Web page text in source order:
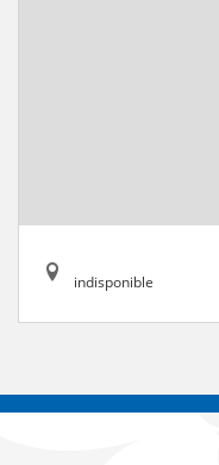
indisponible